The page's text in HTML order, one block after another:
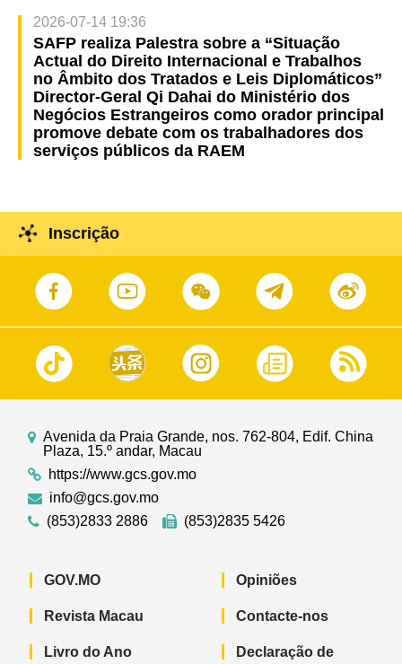
2026-07-14 19:36
SAFP realiza Palestra sobre a “Situação
Actual do Direito Internacional e Trabalhos
no Âmbito dos Tratados e Leis Diplomáticos”
Director-Geral Qi Dahai do Ministério dos
Negócios Estrangeiros como orador principal
promove debate com os trabalhadores dos
serviços públicos da RAEM
Inscrição
Avenida da Praia Grande, nos. 762-804, Edif. China
Plaza, 15.º andar, Macau
https://www.gcs.gov.mo
info@gcs.gov.mo
(853)2833 2886
(853)2835 5426
GOV.MO
Revista Macau
Livro do Ano
Opiniões
Contacte-nos
Declaração de